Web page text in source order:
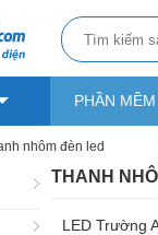
PHẦN
nhôm đèn led
THANH
LED Trường